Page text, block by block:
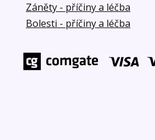
Záněty - příčiny a léčba
Bolesti - příčiny a léčba